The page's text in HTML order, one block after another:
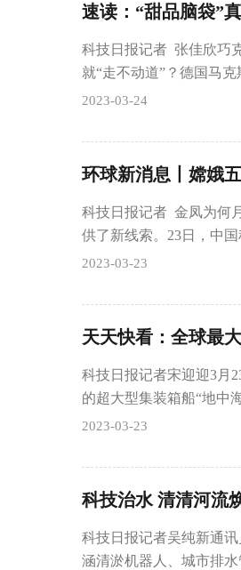
科技日报记者 张佳欣巧
就“走不动道”？德国马
2023-03-24
科技日报记者 金凤为何
供了新线索。23日，中
2023-03-23
天天快看：全球最
科技日报记者宋迎迎3月
的超大型集装箱船“地中
2023-03-23
科技治水 清清河流
科技日报记者吴纯新通
涵清淤机器人、城市排